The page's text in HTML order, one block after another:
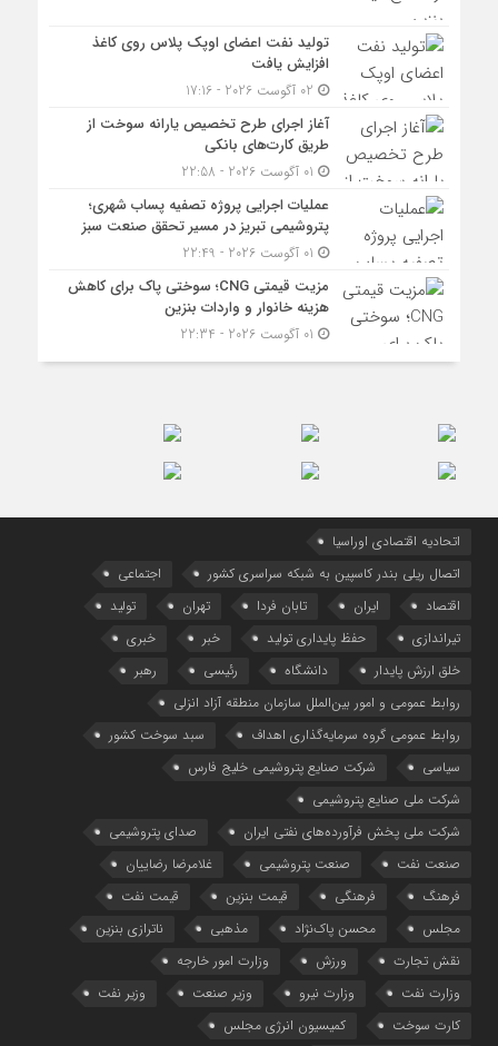
تولید نفت اعضای اوپک پلاس روی کاغذ
افزایش یافت
آغاز اجرای طرح تخصیص یارانه سوخت از
طریق کارت‌های بانکی
عملیات اجرایی پروژه تصفیه پساب شهری؛
پتروشیمی تبریز در مسیر تحقق صنعت سبز
مزیت قیمتی CNG؛ سوختی پاک برای کاهش
هزینه خانوار و واردات بنزین
اتحادیه اقتصادی اوراسیا
اتصال ریلی بندر کاسپین به شبکه سراسری کشور
اجتماعی
اقتصاد
ایران تابان فردا تهران
تولید
تیراندازی
حفظ پایداری تولید خبر
خبری
خلق ارزش پایدار
دانشگاه رئیسی
رهبر
روابط عمومی و امور بین‌الملل سازمان منطقه آزاد انزلی
روابط عمومی گروه سرمایه‌گذاری اهداف
سبد سوخت کشور
سیاسی
شرکت صنایع پتروشیمی خلیج فارس
شرکت ملی صنایع پتروشیمی
شرکت ملی پخش فرآورده‌های نفتی ایران
صدای پتروشیمی
صنعت نفت
صنعت پتروشیمی
غلامرضا رضاییان
فرهنگ
فرهنگی قیمت بنزین
قیمت نفت
مجلس
محسن پاک‌نژاد مذهبی
ناترازی بنزین
نقش تجارت
ورزش
وزارت امور خارجه
وزارت نفت
وزارت نیرو وزیر صنعت
وزیر نفت
کارت سوخت
کمیسیون انرژی مجلس